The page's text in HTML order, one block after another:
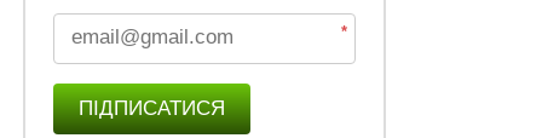
спірному майні, що належить на праві спільної
часткової власності двом співвласникам, лише
одному з них
Позов про визнання права на частку в праві спільної
*
ПІДПИСАТИСЯ